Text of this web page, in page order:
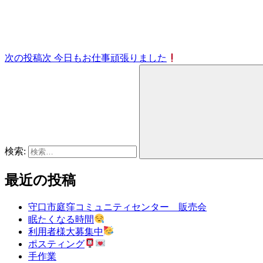
次の投稿次 今日もお仕事頑張りました
検索:
最近の投稿
守口市庭窪コミュニティセンター 販売会
眠たくなる時間
利用者様大募集中
ポスティング
手作業